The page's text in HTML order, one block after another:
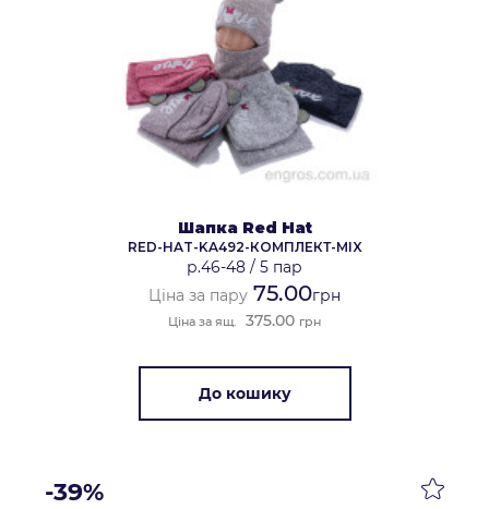
Шапка Red Hat
RED-HAT-KA492-КОМПЛЕКТ-MIX
р.46-48 / 5 пар
Ціна за пару 75.00грн
Ціна за ящ. 375.00 грн
До кошику
-39%